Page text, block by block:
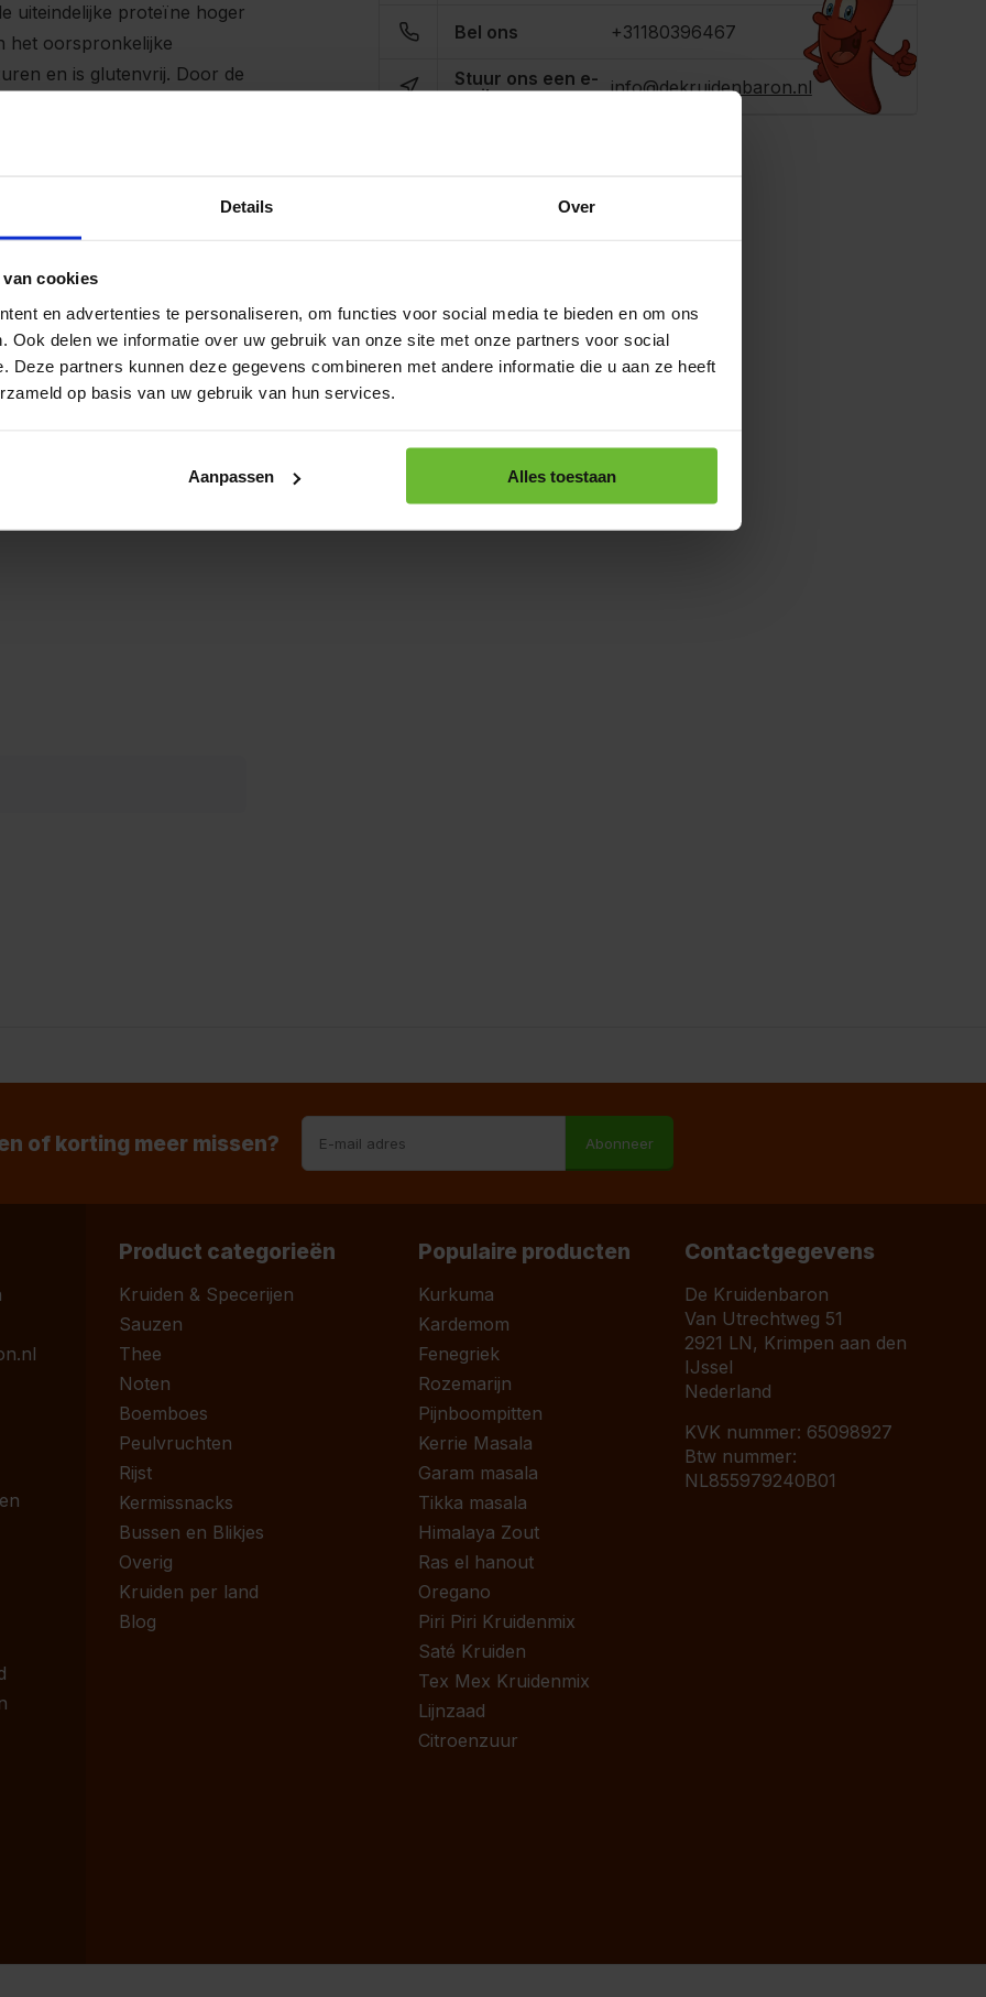
Details Over
cookies
en advertenties te personaliseren, om functies voor social media te bieden en om ons
Ook delen we informatie over uw gebruik van onze site met onze partners voor social
Deze partners kunnen deze gegevens combineren met andere informatie die u aan ze heeft
op basis van uw gebruik van hun services.
Aanpassen Alles toestaan
uiteindelijke proteïne hoger
het oorspronkelijke
en is glutenvrij. Door de
proteïne wat zoeter van
eiwitten per 100 gram
lichaam, het zijn de
bij tot de
van normale
L-Glutamine.
Bel ons +31180396467
Stuur ons een e-
mail
info@dekruidenbaron.nl
of korting meer missen? Abonneer
Product categorieën
Kruiden & Specerijen
Sauzen
Thee
Noten
Boemboes
Peulvruchten
Rijst
Kermissnacks
Bussen en Blikjes
Overig
Kruiden per land
Blog
Populaire producten
Kurkuma
Kardemom
Fenegriek
Rozemarijn
Pijnboompitten
Kerrie Masala
Garam masala
Tikka masala
Himalaya Zout
Ras el hanout
Oregano
Piri Piri Kruidenmix
Saté Kruiden
Tex Mex Kruidenmix
Lijnzaad
Citroenzuur
Contactgegevens
De Kruidenbaron
Van Utrechtweg 51
2921 LN, Krimpen aan den
IJssel
Nederland
KVK nummer: 65098927
Btw nummer:
NL855979240B01